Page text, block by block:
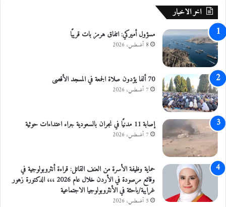
ح
ة
و
ا
ل
س
ل
ا
م
ة
ا
ع
ا
م
ة
ي
ا
ل
م
ن
ا
ط
ق
ا
ل
م
خ
ف
ض
اخر الاخبار
مسؤول أميركي: اتفاق هرمز بات قريبًا
8 أغسطس، 2026
70 ألفا يؤدون صلاة الجمعة في المسجد الأقصى
7 أغسطس، 2026
إصابة 11 مدنيًا في نجران بالسعودية جراء اعتداءات حوثية
7 أغسطس، 2026
حماية وظيفة الأسرة من العنف القاتل: قراءة أنثروبولوجية في
وقائع مرصودة في الأردن خلال عام 2026 ،،، الدكتورة زهور
غرايبة/باحثة في الأنثروبولوجيا الاجتماعية
5 أغسطس، 2026